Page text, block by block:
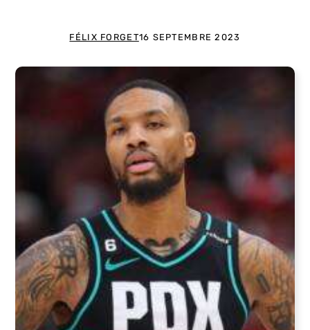
FÉLIX FORGET16 SEPTEMBRE 2023